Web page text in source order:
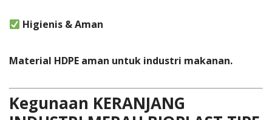
Higienis & Aman
Material HDPE aman untuk industri makanan.
Kegunaan KERANJANG